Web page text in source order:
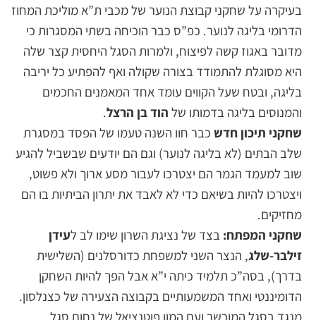
בעיקרה על שחקני קבוצת הנוער של מכבי ת”א מוליכת המחוז
הדרומי בליגה לנוער. כפ”ס כבר הוכיחה בשתי המסגרות כי
מדובר באגוז קשה לפיצוח, ולמרות הסגל היחסית קצר שלה
היא מסוגלת להתמודד בצורה שקולה ואף להפתיע כל יריבה
בליגה, ובטח שעל הקווים עומד אחד המאמנים החכמים
והמנוסים בליגה בדמותו של הוד בן הרצל.
שחקני תיכון חדש כבר חוו השנה טעמו של הפסד במסגרת
שלב הבתים (לא בליגה לנוער) וגם הם יודעים שבשביל להגיע
שוב למעמד הגמר הם יצטרכו לעבור מסע ארוך ולא פשוט,
ויצטרכו להיות בשיאם כדי לא לאבד את יתרון הביתיות בו הם
מחזיקים.
שחקני המפתח: בצד של נציגת השרון שימו לב לעידן
זילבר-שלג, הנצר השני למשפחת כדורסלנים (השלישית
בדרך), בסה”כ תלמיד כיתה י”א אבל הפך להיות השחקן
הדומיננטי ואחד המשמעותיים בקבוצה הצעירה של כצנלסון.
מנגד בסגל המוכשר ועם המון פוטנציאל של נחום סגל,